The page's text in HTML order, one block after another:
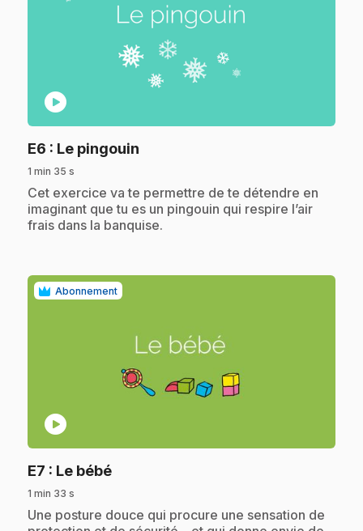
play_circle
E6 : Le pingouin
1 min 35 s
.Cet exercice va te permettre de te détendre en
imaginant que tu es un pingouin qui respire l’air
frais dans la banquise.
Abonnement
play_circle
E7 : Le bébé.
1 min 33 s
.Une posture douce qui procure une sensation de